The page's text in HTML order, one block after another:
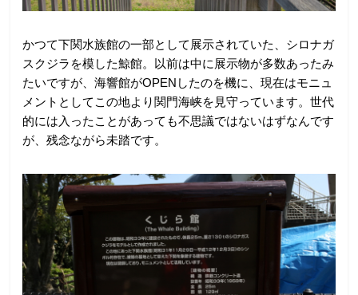
かつて下関水族館の一部として展示されていた、シロナガ
スクジラを模した鯨館。以前は中に展示物が多数あったみ
たいですが、海響館がOPENしたのを機に、現在はモニュ
メントとしてこの地より関門海峡を見守っています。世代
的には入ったことがあっても不思議ではないはずなんです
が、残念ながら未踏です。